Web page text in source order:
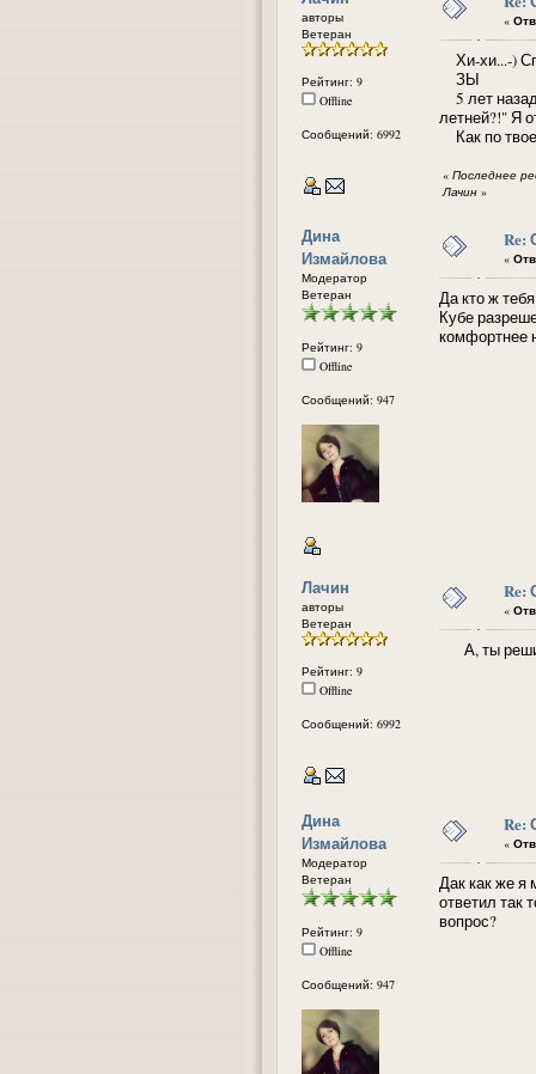
авторы
Ветеран
Рейтинг: 9
Offline
Сообщений: 6992
«
Хи-хи...-)
ЗЫ
5 лет
летней?!" Я
Как по
« Последнее
Лачин »
Дина
Измайлова
Модератор
Ветеран
Рейтинг: 9
Offline
Сообщений: 947
Re:
«
Да кто ж
Кубе
комфортнее
Лачин
авторы
Ветеран
Рейтинг: 9
Offline
Сообщений: 6992
Re:
«
А, ты
Дина
Измайлова
Модератор
Ветеран
Рейтинг: 9
Offline
Сообщений: 947
Re:
«
Дак как же я
ответил так
вопрос?